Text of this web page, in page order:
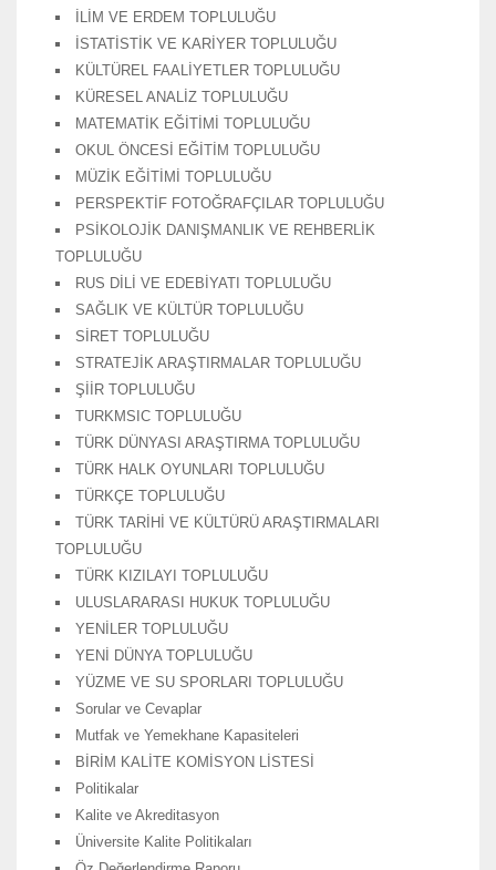
İLİM VE ERDEM TOPLULUĞU
İSTATİSTİK VE KARİYER TOPLULUĞU
KÜLTÜREL FAALİYETLER TOPLULUĞU
KÜRESEL ANALİZ TOPLULUĞU
MATEMATİK EĞİTİMİ TOPLULUĞU
OKUL ÖNCESİ EĞİTİM TOPLULUĞU
MÜZİK EĞİTİMİ TOPLULUĞU
PERSPEKTİF FOTOĞRAFÇILAR TOPLULUĞU
PSİKOLOJİK DANIŞMANLIK VE REHBERLİK
TOPLULUĞU
RUS DİLİ VE EDEBİYATI TOPLULUĞU
SAĞLIK VE KÜLTÜR TOPLULUĞU
SİRET TOPLULUĞU
STRATEJİK ARAŞTIRMALAR TOPLULUĞU
ŞİİR TOPLULUĞU
TURKMSIC TOPLULUĞU
TÜRK DÜNYASI ARAŞTIRMA TOPLULUĞU
TÜRK HALK OYUNLARI TOPLULUĞU
TÜRKÇE TOPLULUĞU
TÜRK TARİHİ VE KÜLTÜRÜ ARAŞTIRMALARI
TOPLULUĞU
TÜRK KIZILAYI TOPLULUĞU
ULUSLARARASI HUKUK TOPLULUĞU
YENİLER TOPLULUĞU
YENİ DÜNYA TOPLULUĞU
YÜZME VE SU SPORLARI TOPLULUĞU
Sorular ve Cevaplar
Mutfak ve Yemekhane Kapasiteleri
BİRİM KALİTE KOMİSYON LİSTESİ
Politikalar
Kalite ve Akreditasyon
Üniversite Kalite Politikaları